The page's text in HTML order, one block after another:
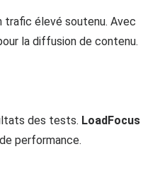
élevé soutenu. Avec
la diffusion de contenu.
des tests. LoadFocus
performance.